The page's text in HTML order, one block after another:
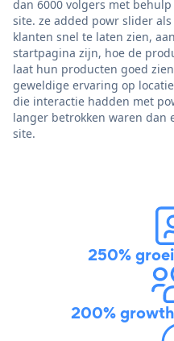
dan 6000 volgers met
site. ze added powr slider
klanten snel te laten zien,
startpagina zijn, hoe de
laat hun producten goed
geweldige ervaring op
die interactie hadden met
langer betrokken waren dan
site.
250% groei
200% growth